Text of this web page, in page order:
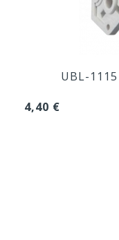
UBL-
4,40 €